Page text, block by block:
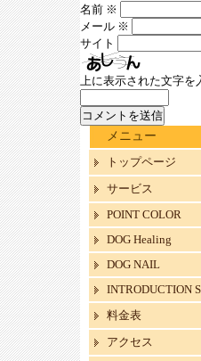
名前 ※
メール ※
サイト
上に表示された文字を
メニュー
トップページ
サービス
POINT COLOR
DOG Healing
DOG NAIL
INTRODUCTION
料金表
アクセス